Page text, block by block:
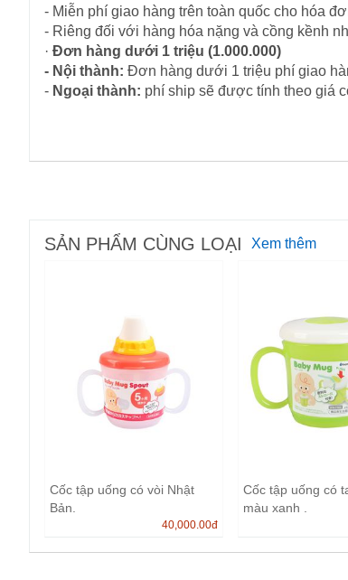
- Miễn phí giao hàng trên toàn quốc cho hóa
- Riêng đối với hàng hóa nặng và cồng kềnh
· Đơn hàng dưới 1 triệu (1.000.000)
- Nội thành: Đơn hàng dưới 1 triệu phí giao
- Ngoại thành: phí ship sẽ được tính theo giá
SẢN PHẨM CÙNG LOẠI Xem thêm
Cốc tập uống có vòi Nhật
Bản.
40,000.00đ
Cốc tập uống có
màu xanh .